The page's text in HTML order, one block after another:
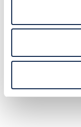
redan en
dags att